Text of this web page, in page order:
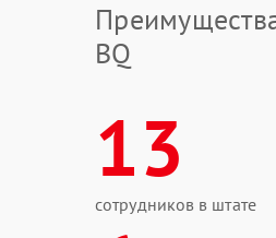
BQ
13
сотрудников в штате